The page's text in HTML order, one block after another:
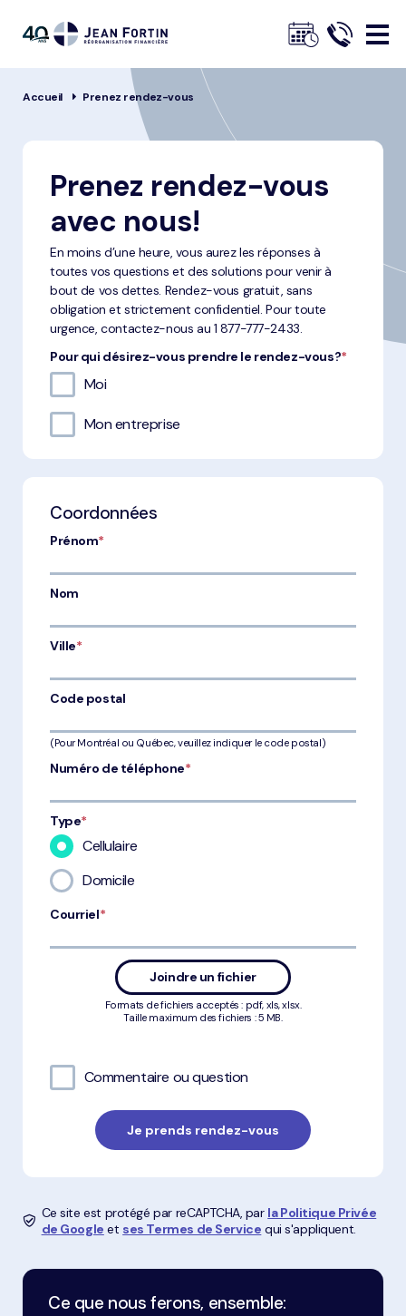
Fil
Accueil Prenez rendez-vous
Prenez rendez-vous
avec nous!
En moins d’une heure, vous aurez les réponses à
toutes vos questions et des solutions pour venir à
bout de vos dettes. Rendez-vous gratuit, sans
obligation et strictement confidentiel. Pour toute
urgence, contactez-nous au 1 877-777-2433.
Pour qui désirez-vous prendre le rendez-vous?*
Moi
Mon entreprise
Coordonnées
Prénom*
Nom
Ville*
Code postal
(Pour Montréal ou Québec, veuillez indiquer le code postal)
Numéro de téléphone*
Type*
Cellulaire
Domicile
Courriel*
Joindre un fichier
Formats de fichiers acceptés : pdf, xls, xlsx.
Taille maximum des fichiers : 5 MB.
Commentaire ou question
Ce site est protégé par reCAPTCHA, par la Politique Privée
de Google et ses Termes de Service qui s'appliquent.
Ce que nous ferons, ensemble: